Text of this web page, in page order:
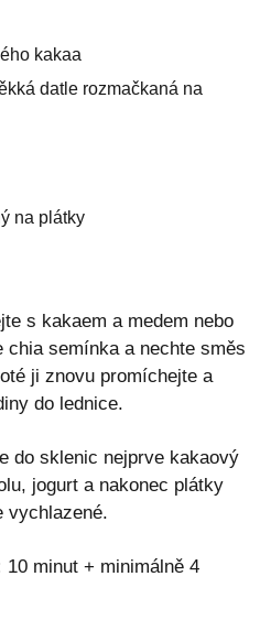
kakaa
datle rozmačkaná na
na plátky
s kakaem a medem nebo
chia semínka a nechte směs
ji znovu promíchejte a
do lednice.
do sklenic nejprve kakaový
jogurt a nakonec plátky
vychlazené.
10 minut + minimálně 4